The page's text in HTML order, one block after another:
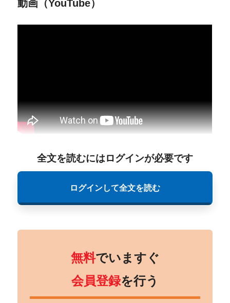
動画（YouTube）
全文を読むにはログインが必要です
ログインして全文を読む
無料でいますぐ
会員登録を行う